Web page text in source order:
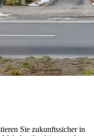
Sie zukunftssicher in